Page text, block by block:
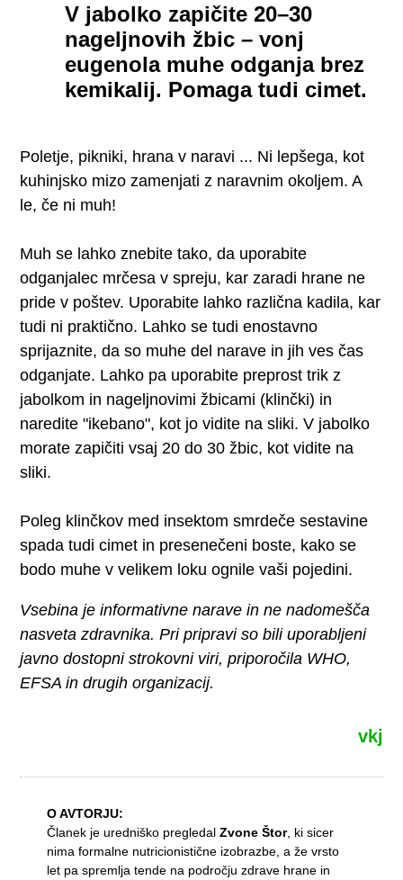
V jabolko zapičite 20–30
nageljnovih žbic – vonj
eugenola muhe odganja brez
kemikalij. Pomaga tudi cimet.
Poletje, pikniki, hrana v naravi ... Ni lepšega, kot
kuhinjsko mizo zamenjati z naravnim okoljem. A
le, če ni muh!
Muh se lahko znebite tako, da uporabite
odganjalec mrčesa v spreju, kar zaradi hrane ne
pride v poštev. Uporabite lahko različna kadila, kar
tudi ni praktično. Lahko se tudi enostavno
sprijaznite, da so muhe del narave in jih ves čas
odganjate. Lahko pa uporabite preprost trik z
jabolkom in nageljnovimi žbicami (klinčki) in
naredite "ikebano", kot jo vidite na sliki. V jabolko
morate zapičiti vsaj 20 do 30 žbic, kot vidite na
sliki.
Poleg klinčkov med insektom smrdeče sestavine
spada tudi cimet in presenečeni boste, kako se
bodo muhe v velikem loku ognile vaši pojedini.
Vsebina je informativne narave in ne nadomešča
nasveta zdravnika. Pri pripravi so bili uporabljeni
javno dostopni strokovni viri, priporočila WHO,
EFSA in drugih organizacij.
vkj
O AVTORJU:
Članek je uredniško pregledalZvone Štor, ki sicer
nima formalne nutricionistične izobrazbe, a že vrsto
let pa spremlja tende na področju zdrave hrane in